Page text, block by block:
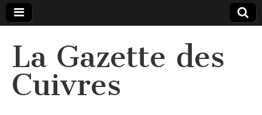
La Gazette des
Cuivres